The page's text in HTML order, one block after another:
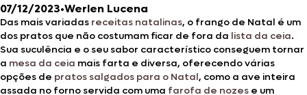
07/12/2023•Werlen Lucena
Das mais variadas receitas natalinas, o frango de Natal é um
dos pratos que não costumam ficar de fora da lista da ceia.
Sua suculência e o seu sabor característico conseguem tornar
a mesa da ceia mais farta e diversa, oferecendo várias
opções de pratos salgados para o Natal, como a ave inteira
assada no forno servida com uma farofa de nozes e um